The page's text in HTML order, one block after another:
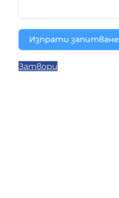
Изпрати запитване
Затвори